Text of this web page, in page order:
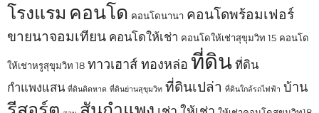
โรงแรม คอนโด คอนโดนานา คอนโดพร้อมเฟอร์
ขายนาจอมเทียน คอนโดให้เช่า คอนโดให้เช่าสุขุมวิท 15 คอนโด
ให้เช่าหรูสุขุมวิท 18 ทาวเฮาส์ ทองหล่อ ที่ดิน ที่ดิน
กำแพงแสน ที่ดินติดหาด ที่ดินย่านสุขุมวิท ที่ดินเปล่า ที่ดินใกล้รถไฟฟ้า บ้าน